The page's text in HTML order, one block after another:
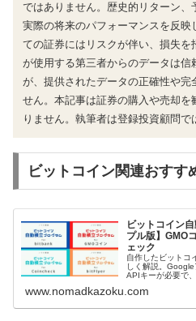
ではありません。歴史的リターン
実際の将来のパフォーマンスを反
ての証券にはリスクが伴い、損失
が使用する第三者からのデータは
が、提供されたデータの正確性や完
せん。本記事は証券の購入や売却
りません。執筆者は登録投資顧問で
ビットコイン関連おすす
ビットコイン
プル版】GMO
ェック
自作したビットコ
しく解説。Google
APIキーが必要で
応しています。投
www.nomadkazoku.com